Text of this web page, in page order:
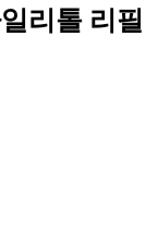
리톨 리